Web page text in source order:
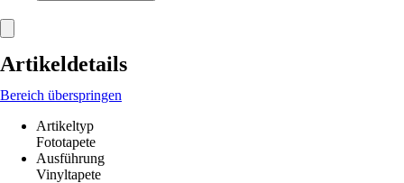
Artikeldetails
Bereich überspringen
Artikeltyp
Fototapete
Ausführung
Vinyltapete